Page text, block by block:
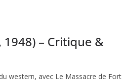
– Critique &
western, avec Le Massacre de Fort